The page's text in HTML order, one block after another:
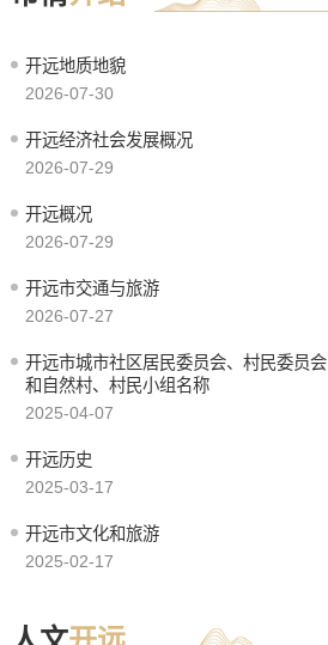
开远地质地貌
2026-07-30
开远经济社会发展概况
2026-07-29
开远概况
2026-07-29
开远市交通与旅游
2026-07-27
开远市城市社区居民委员会、村民委员会
和自然村、村民小组名称
2025-04-07
开远历史
2025-03-17
开远市文化和旅游
2025-02-17